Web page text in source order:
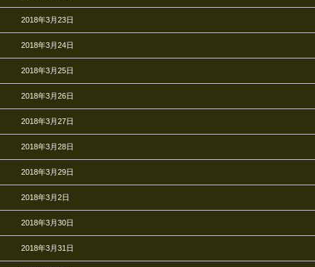
2018年3月23日
2018年3月24日
2018年3月25日
2018年3月26日
2018年3月27日
2018年3月28日
2018年3月29日
2018年3月2日
2018年3月30日
2018年3月31日